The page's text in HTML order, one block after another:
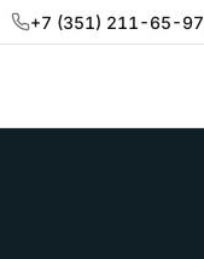
+7 (351) 211-65-97